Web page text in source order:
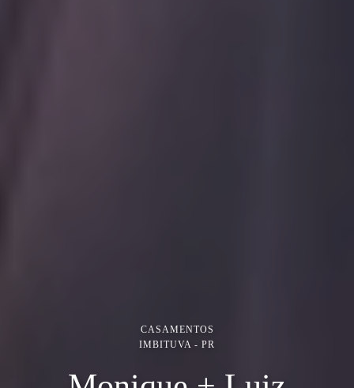
CASAMENTOS
IMBITUVA - PR